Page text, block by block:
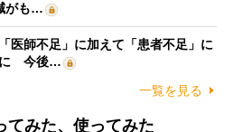
がも…
医師不足」に加えて「患者不足」に
に 今後…
一覧を見る
てみた、使ってみた